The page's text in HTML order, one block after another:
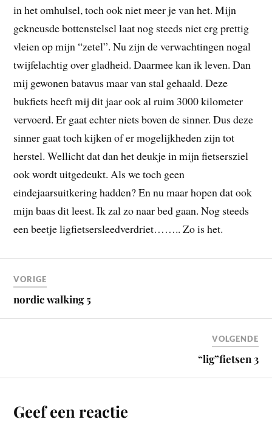
in het omhulsel, toch ook niet meer je van het. Mijn
gekneusde bottenstelsel laat nog steeds niet erg prettig
vleien op mijn “zetel”. Nu zijn de verwachtingen nogal
twijfelachtig over gladheid. Daarmee kan ik leven. Dan
mij gewonen batavus maar van stal gehaald. Deze
bukfiets heeft mij dit jaar ook al ruim 3000 kilometer
vervoerd. Er gaat echter niets boven de sinner. Dus deze
sinner gaat toch kijken of er mogelijkheden zijn tot
herstel. Wellicht dat dan het deukje in mijn fietsersziel
ook wordt uitgedeukt. Als we toch geen
eindejaarsuitkering hadden? En nu maar hopen dat ook
mijn baas dit leest. Ik zal zo naar bed gaan. Nog steeds
een beetje ligfietsersleedverdriet…….. Zo is het.
VORIGE
nordic walking 5
VOLGENDE
“lig”fietsen 3
Geef een reactie